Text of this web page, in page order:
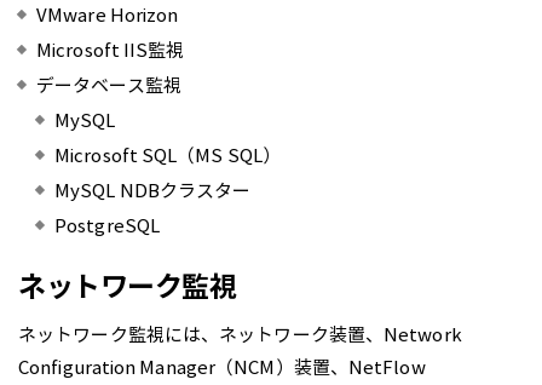
VMware Horizon
Microsoft IIS監視
データベース監視
MySQL
Microsoft SQL（MS SQL）
MySQL NDBクラスター
PostgreSQL
ネットワーク監視
ネットワーク監視には、ネットワーク装置、Network
Configuration Manager（NCM）装置、NetFlow